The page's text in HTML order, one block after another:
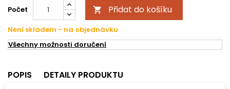
Počet  Přidat do košíku
Není skladem - na objednávku
Všechny možnosti doručení
POPIS DETAILY PRODUKTU